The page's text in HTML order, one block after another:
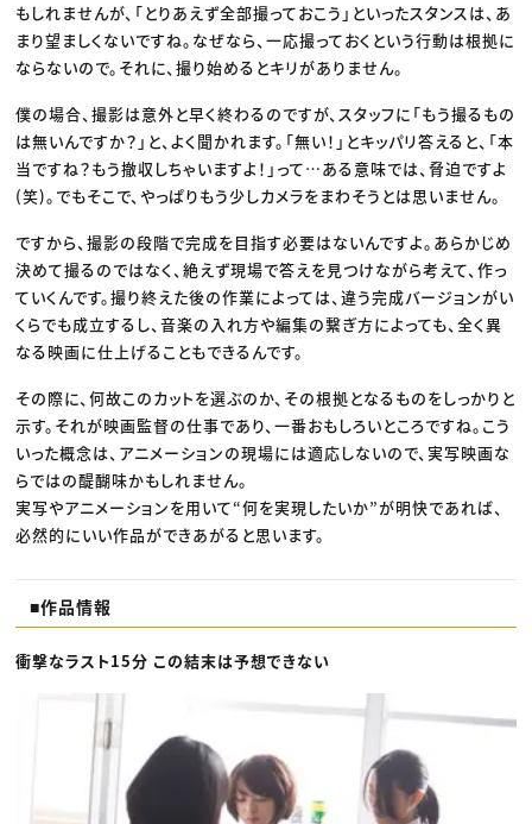
もしれませんが、「とりあえず全部撮っておこう」といったスタンスは、あ
まり望ましくないですね。なぜなら、一応撮っておくという行動は根拠に
ならないので。それに、撮り始めるとキリがありません。
僕の場合、撮影は意外と早く終わるのですが、スタッフに「もう撮るもの
は無いんですか？」と、よく聞かれます。「無い！」とキッパリ答えると、「本
当ですね？もう撤収しちゃいますよ！」って…ある意味では、脅迫ですよ
(笑)。でもそこで、やっぱりもう少しカメラをまわそうとは思いません。
ですから、撮影の段階で完成を目指す必要はないんですよ。あらかじめ
決めて撮るのではなく、絶えず現場で答えを見つけながら考えて、作っ
ていくんです。撮り終えた後の作業によっては、違う完成バージョンがい
くらでも成立するし、音楽の入れ方や編集の繋ぎ方によっても、全く異
なる映画に仕上げることもできるんです。
その際に、何故このカットを選ぶのか、その根拠となるものをしっかりと
示す。それが映画監督の仕事であり、一番おもしろいところですね。こう
いった概念は、アニメーションの現場には適応しないので、実写映画な
らではの醍醐味かもしれません。
実写やアニメーションを用いて“何を実現したいか”が明快であれば、
必然的にいい作品ができあがると思います。
■作品情報
衝撃なラスト15分 この結末は予想できない